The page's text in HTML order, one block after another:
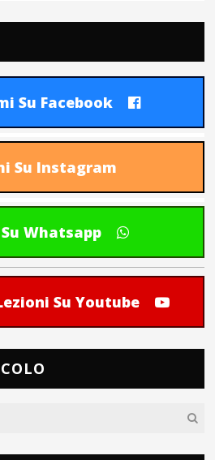
Su Facebook
Su Instagram
Whatsapp
Su Youtube